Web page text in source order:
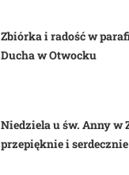
Zbiórka i radość w
Ducha w Otwocku
Niedziela u św. Anny w
przepięknie i serdecznie